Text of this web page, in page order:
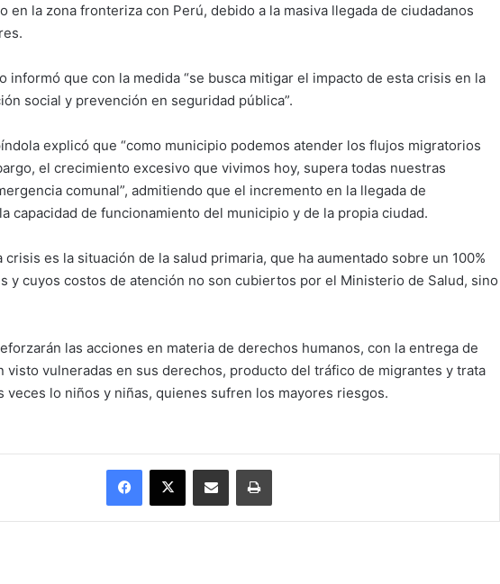
en la zona fronteriza con Perú, debido a la masiva llegada de ciudadanos
informó que con la medida “se busca mitigar el impacto de esta crisis en la
social y prevención en seguridad pública”.
explicó que “como municipio podemos atender los flujos migratorios
el crecimiento excesivo que vivimos hoy, supera todas nuestras
comunal”, admitiendo que el incremento en la llegada de
capacidad de funcionamiento del municipio y de la propia ciudad.
es la situación de la salud primaria, que ha aumentado sobre un 100%
y cuyos costos de atención no son cubiertos por el Ministerio de Salud, sino
las acciones en materia de derechos humanos, con la entrega de
visto vulneradas en sus derechos, producto del tráfico de migrantes y trata
veces lo niños y niñas, quienes sufren los mayores riesgos.
Facebook
X Enviar vía email Imprimir